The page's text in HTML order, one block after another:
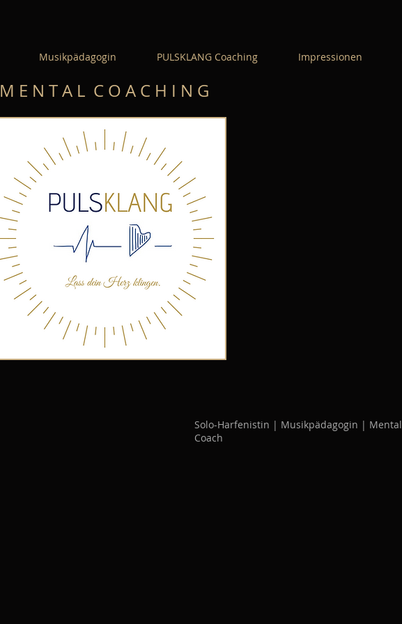
Musikpädagogin PULSKLANG Coaching Impressionen
M E N T A L C O A C H I N G
Solo-Harfenistin | Musikpädagogin | Mental
Coach